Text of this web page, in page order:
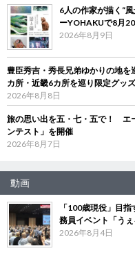
6人の作家が描く“
ーYOHAKUで8月
2026年8月9日
豊臣秀吉・秀長兄弟ゆかりの地
カ所・近畿6カ所を巡り限定グッ
2026年8月8日
旅の思い出を五・七・五で！ エ
ンテスト」を開催
2026年8月7日
動画
「100歳現役」目
務員イベント「うぇ
2026年8月4日